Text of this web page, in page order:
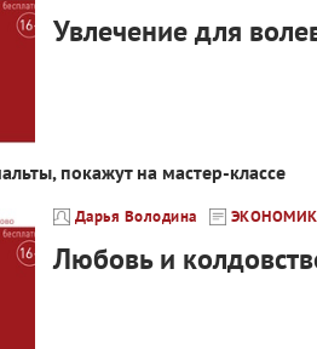
Увлечение для
покажут на мастер-классе
Дарья Володина
Любовь и